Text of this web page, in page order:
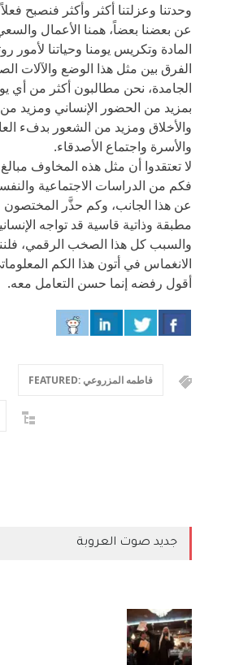
وحدتنا وعزلتنا أكثر وأكثر فنصبح
عن بعضنا بعضاً، همنا الأعمال
المادة وتكريس يومنا وحياتنا لأمور
الفرق بين مثل هذا الوضع والآلات
الجامدة، نحن مطالبون أكثر من أي
بمزيد من الحضور الإنساني ومزيد من
والأخلاق ومزيد من الشعور بدفء
والأسرة واجتماع الأصدقاء.
لا تعتقدوا أن مثل هذه المخاوف مبالغ
فكم من الدراسات الاجتماعية
عن هذا الجانب، وكم حذَّر
مطبقة وذاتية قاسية قد تواجه
والسبب كل هذا الصخب الرقمي،
الانغماس في أتون هذا الكم
أقول رفضه إنما حسن التعامل معه.
فاطمه المزروعي :FEATURED
جديد صوت العروبة